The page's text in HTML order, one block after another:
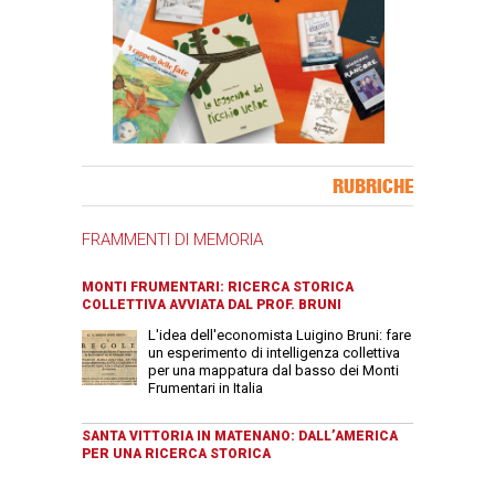
RUBRICHE
FRAMMENTI DI MEMORIA
MONTI FRUMENTARI: RICERCA STORICA
COLLETTIVA AVVIATA DAL PROF. BRUNI
L'idea dell'economista Luigino Bruni: fare
un esperimento di intelligenza collettiva
per una mappatura dal basso dei Monti
Frumentari in Italia
SANTA VITTORIA IN MATENANO: DALL’AMERICA
PER UNA RICERCA STORICA